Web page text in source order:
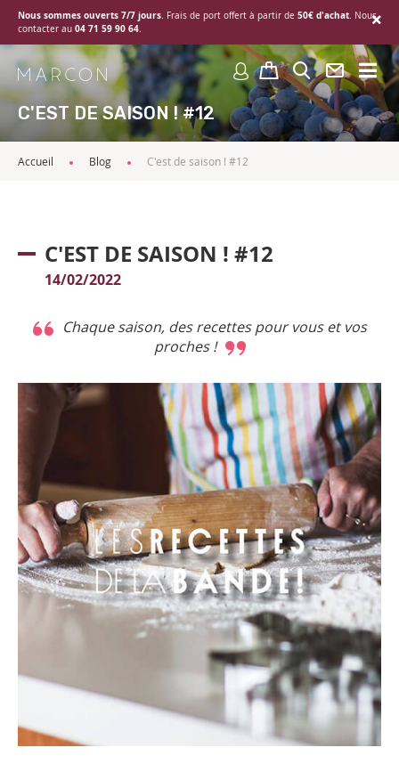
Nous sommes ouverts 7/7 jours. Frais de port offert à partir de 50€ d'achat. Nous
contacter au 04 71 59 90 64.
C'EST DE SAISON ! #12
Accueil Blog C'est de saison ! #12
C'EST DE SAISON ! #12
14/02/2022
Chaque saison, des recettes pour vous et vos
proches !